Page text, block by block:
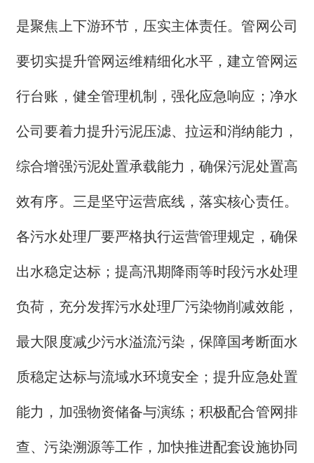
是聚焦上下游环节，压实主体责任。管网公司
要切实提升管网运维精细化水平，建立管网运
行台账，健全管理机制，强化应急响应；净水
公司要着力提升污泥压滤、拉运和消纳能力，
综合增强污泥处置承载能力，确保污泥处置高
效有序。三是坚守运营底线，落实核心责任。
各污水处理厂要严格执行运营管理规定，确保
出水稳定达标；提高汛期降雨等时段污水处理
负荷，充分发挥污水处理厂污染物削减效能，
最大限度减少污水溢流污染，保障国考断面水
质稳定达标与流域水环境安全；提升应急处置
能力，加强物资储备与演练；积极配合管网排
查、污染溯源等工作，加快推进配套设施协同